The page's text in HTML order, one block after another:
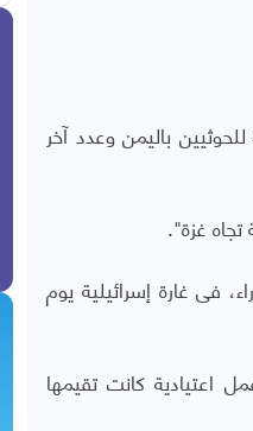
باليمن وعدد آخر
غزة".
فى غارة إسرائيلية يوم
اعتيادية كانت تقيمها